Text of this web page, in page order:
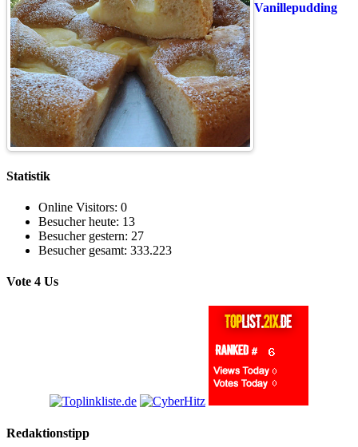
Vanillepudding
Statistik
Online Visitors: 0
Besucher heute: 13
Besucher gestern: 27
Besucher gesamt: 333.223
Vote 4 Us
Redaktionstipp